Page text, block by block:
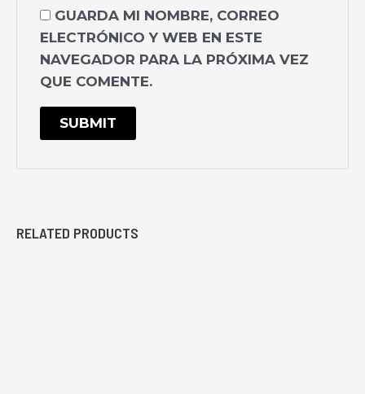
GUARDA MI NOMBRE, CORREO
ELECTRÓNICO Y WEB EN ESTE
NAVEGADOR PARA LA PRÓXIMA VEZ
QUE COMENTE.
RELATED PRODUCTS